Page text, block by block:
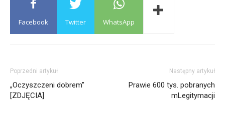
Facebook Twitter WhatsApp
Poprzedni artykuł
„Oczyszczeni dobrem”
[ZDJĘCIA]
Następny artykuł
Prawie 600 tys. pobranych
mLegitymacji